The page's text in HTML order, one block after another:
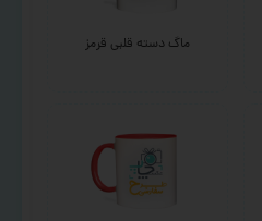
ماگ دسته قلبی قرمز